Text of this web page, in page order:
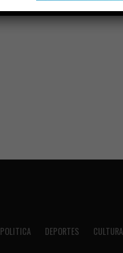
POLITICA DEPORTES CULTURA